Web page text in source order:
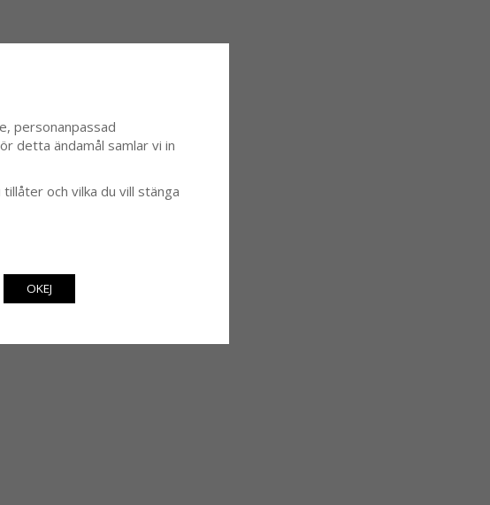
personanpassad
detta ändamål samlar vi in
och vilka du vill stänga
OKEJ